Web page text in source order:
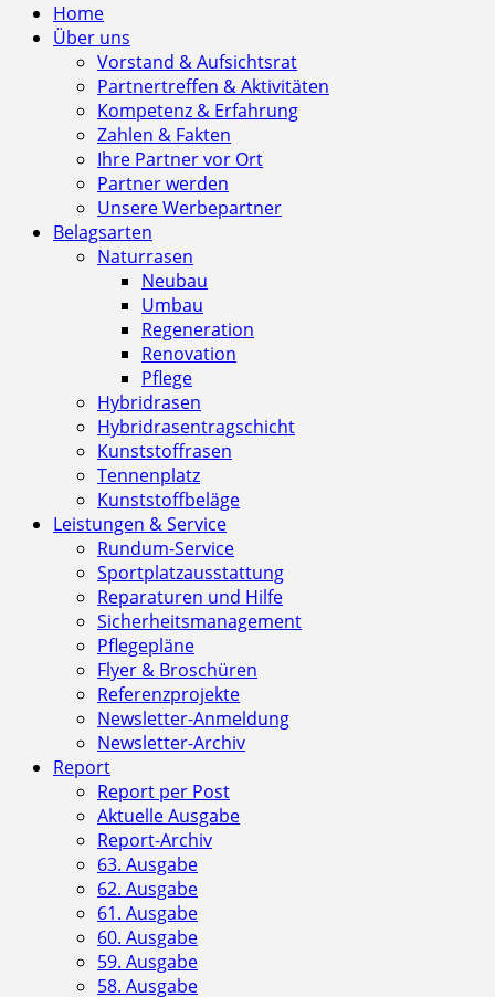
Home
Über uns
Vorstand & Aufsichtsrat
Partnertreffen & Aktivitäten
Kompetenz & Erfahrung
Zahlen & Fakten
Ihre Partner vor Ort
Partner werden
Unsere Werbepartner
Belagsarten
Naturrasen
Neubau
Umbau
Regeneration
Renovation
Pflege
Hybridrasen
Hybridrasentragschicht
Kunststoffrasen
Tennenplatz
Kunststoffbeläge
Leistungen & Service
Rundum-Service
Sportplatzausstattung
Reparaturen und Hilfe
Sicherheitsmanagement
Pflegepläne
Flyer & Broschüren
Referenzprojekte
Newsletter-Anmeldung
Newsletter-Archiv
Report
Report per Post
Aktuelle Ausgabe
Report-Archiv
63. Ausgabe
62. Ausgabe
61. Ausgabe
60. Ausgabe
59. Ausgabe
58. Ausgabe